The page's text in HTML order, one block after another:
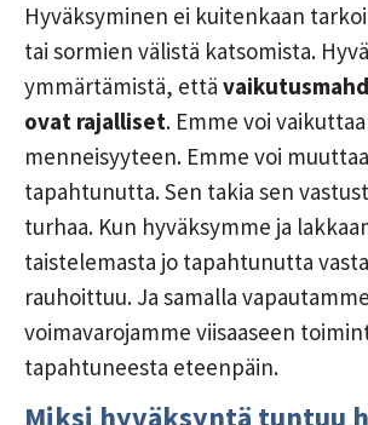
Hyväksyminen ei kuitenkaan
tai sormien välistä katsomista.
ymmärtämistä, että
ovat rajalliset. Emme voi vaikuttaa
menneisyyteen. Emme voi
tapahtunutta. Sen takia sen
turhaa. Kun hyväksymme ja
taistelemasta jo tapahtunutta
rauhoittuu. Ja samalla vapautamme
voimavarojamme viisaaseen
tapahtuneesta eteenpäin.
Miksi hyväksyntä tuntuu